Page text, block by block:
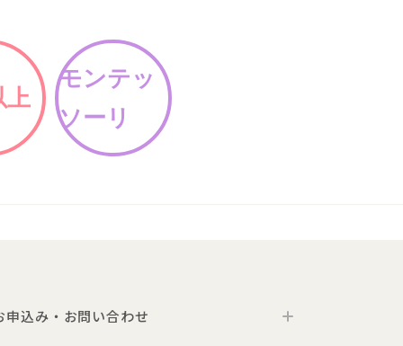
上
モンテッ
ソーリ
申込み・お問い合わせ